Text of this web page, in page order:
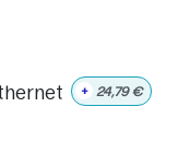
+ 24,79€